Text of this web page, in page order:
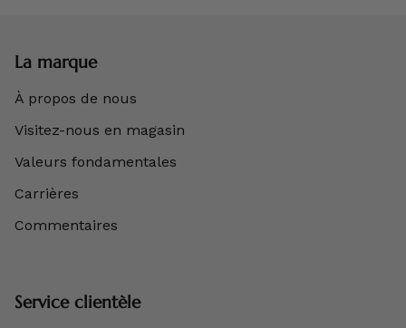
La marque
À propos de nous
Visitez-nous en magasin
Valeurs fondamentales
Carrières
Commentaires
Service clientèle